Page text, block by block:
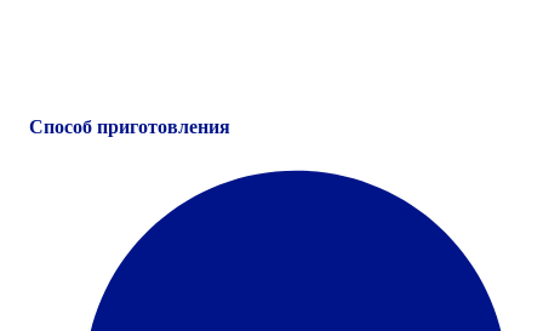
Способ приготовления